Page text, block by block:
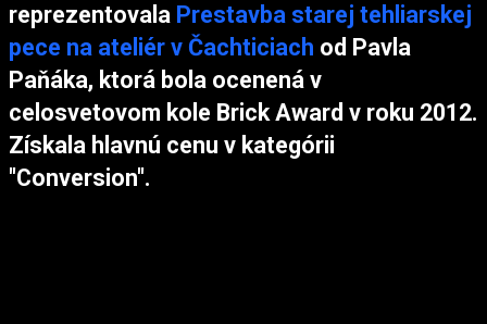
reprezentovala Prestavba starej tehliarskej
pece na ateliér v Čachticiach od Pavla
Paňáka, ktorá bola ocenená v
celosvetovom kole Brick Award v roku 2012.
Získala hlavnú cenu v kategórii
"Conversion".